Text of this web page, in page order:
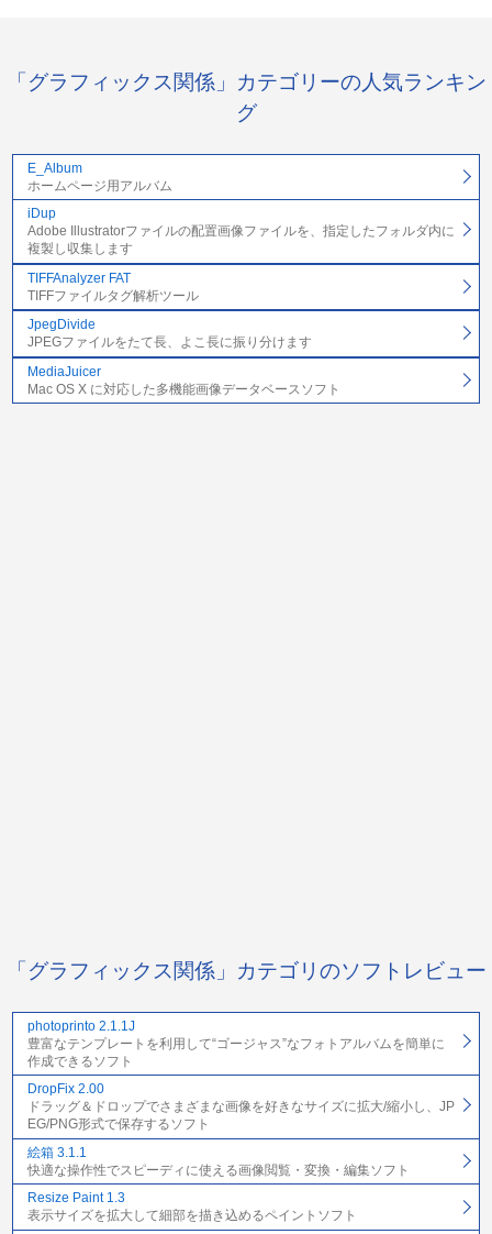
「グラフィックス関係」カテゴリーの人気ランキン
グ
E_Album
ホームページ用アルバム
iDup
Adobe Illustratorファイルの配置画像ファイルを、指定したフォルダ内に
複製し収集します
TIFFAnalyzer FAT
TIFFファイルタグ解析ツール
JpegDivide
JPEGファイルをたて長、よこ長に振り分けます
MediaJuicer
Mac OS X に対応した多機能画像データベースソフト
「グラフィックス関係」カテゴリのソフトレビュー
photoprinto 2.1.1J
豊富なテンプレートを利用して“ゴージャス”なフォトアルバムを簡単に
作成できるソフト
DropFix 2.00
ドラッグ＆ドロップでさまざまな画像を好きなサイズに拡大/縮小し、JP
EG/PNG形式で保存するソフト
絵箱 3.1.1
快適な操作性でスピーディに使える画像閲覧・変換・編集ソフト
Resize Paint 1.3
表示サイズを拡大して細部を描き込めるペイントソフト